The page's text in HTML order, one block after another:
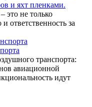
и яхт пленками.
это не только
ответственность за
транспорта:
авиационной
идут